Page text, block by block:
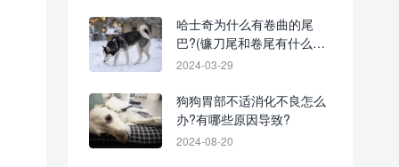
哈士奇为什么有卷曲的尾
巴?(镰刀尾和卷尾有什么区
别)
2024-03-29
狗狗胃部不适消化不良怎么
办?有哪些原因导致?
2024-08-20